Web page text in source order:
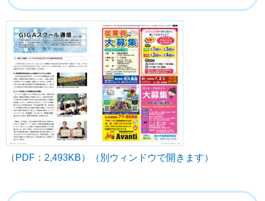
（PDF：2,493KB）（別ウィンドウで開きます）